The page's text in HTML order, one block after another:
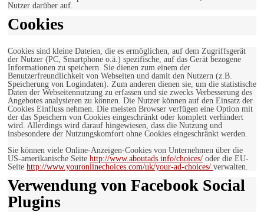
Nutzer darüber auf.
Cookies
Cookies sind kleine Dateien, die es ermöglichen, auf dem Zugriffsgerät
der Nutzer (PC, Smartphone o.ä.) spezifische, auf das Gerät bezogene
Informationen zu speichern. Sie dienen zum einem der
Benutzerfreundlichkeit von Webseiten und damit den Nutzern (z.B.
Speicherung von Logindaten). Zum anderen dienen sie, um die statistische
Daten der Webseitennutzung zu erfassen und sie zwecks Verbesserung des
Angebotes analysieren zu können. Die Nutzer können auf den Einsatz der
Cookies Einfluss nehmen. Die meisten Browser verfügen eine Option mit
der das Speichern von Cookies eingeschränkt oder komplett verhindert
wird. Allerdings wird darauf hingewiesen, dass die Nutzung und
insbesondere der Nutzungskomfort ohne Cookies eingeschränkt werden.
Sie können viele Online-Anzeigen-Cookies von Unternehmen über die
US-amerikanische Seite http://www.aboutads.info/choices/ oder die EU-
Seite http://www.youronlinechoices.com/uk/your-ad-choices/ verwalten.
Verwendung von Facebook Social
Plugins